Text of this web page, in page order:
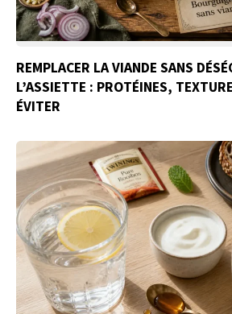
REMPLACER LA VIANDE SANS
L’ASSIETTE : PROTÉINES,
ÉVITER